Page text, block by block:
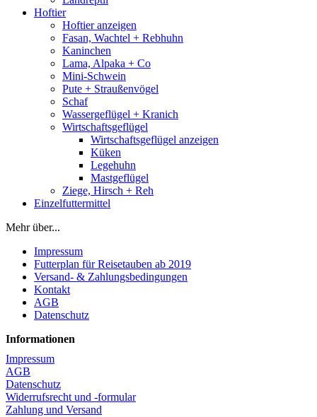
Hoftier
Hoftier anzeigen
Fasan, Wachtel + Rebhuhn
Kaninchen
Lama, Alpaka + Co
Mini-Schwein
Pute + Straußenvögel
Schaf
Wassergeflügel + Kranich
Wirtschaftsgeflügel
Wirtschaftsgeflügel anzeigen
Küken
Legehuhn
Mastgeflügel
Ziege, Hirsch + Reh
Einzelfuttermittel
Mehr über...
Impressum
Futterplan für Reisetauben ab 2019
Versand- & Zahlungsbedingungen
Kontakt
AGB
Datenschutz
Informationen
Impressum
AGB
Datenschutz
Widerrufsrecht und -formular
Zahlung und Versand